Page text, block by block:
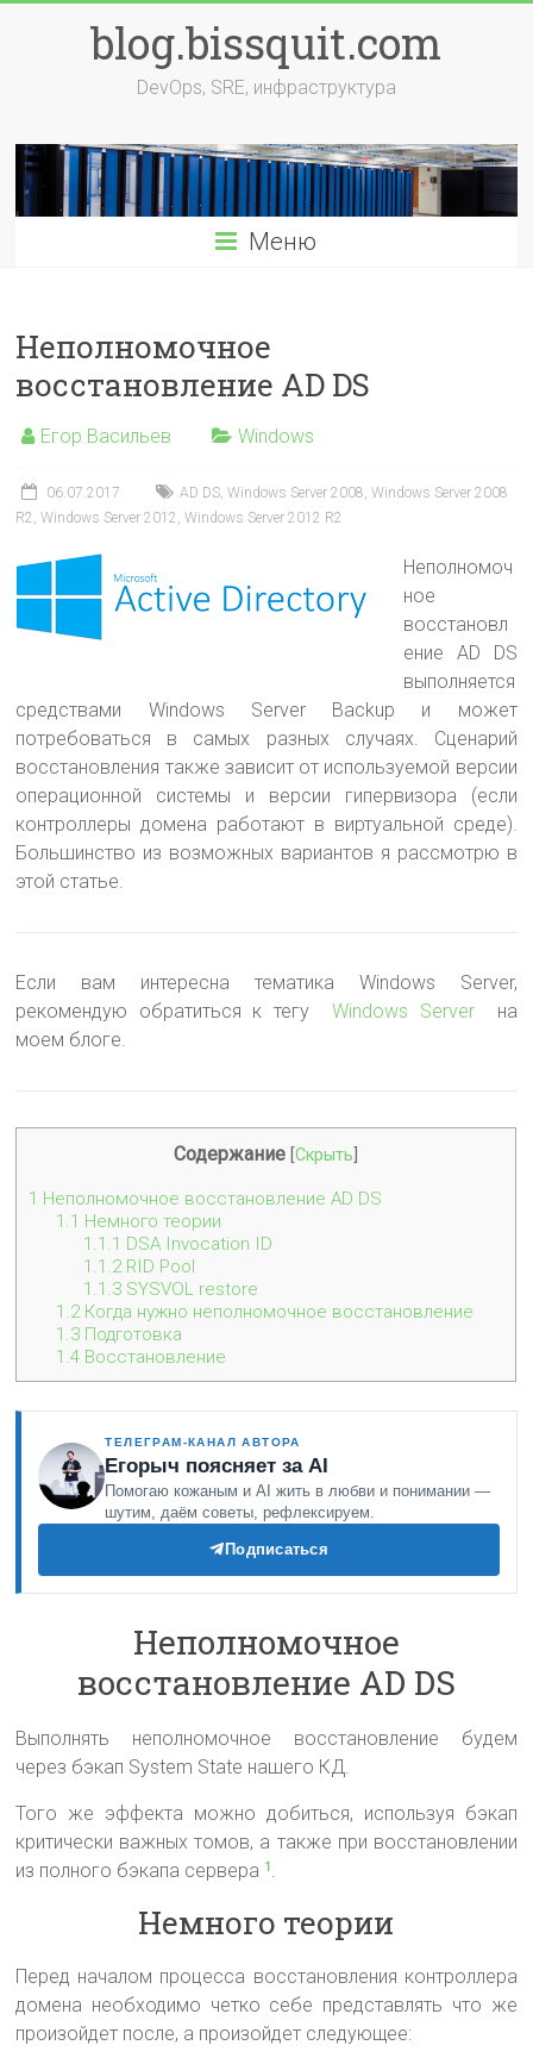
содержимомуblog.bissquit.com
DevOps, SRE, инфраструктура
Меню
Неполномочное
восстановление AD DS
Егор Васильев Windows
06.07.2017 AD DS,Windows Server 2008,Windows Server 2008
R2 ,Windows Server 2012 ,Windows Server 2012 R2
Неполномоч
ное
восстановл
ение AD DS
выполняется
средствами Windows Server Backup и может
потребоваться в самых разных случаях. Сценарий
восстановления также зависит от используемой версии
операционной системы и версии гипервизора (если
контроллеры домена работают в виртуальной среде).
Большинство из возможных вариантов я рассмотрю в
этой статье.
Если вам интересна тематика Windows Server,
рекомендую обратиться к тегуWindows Server
на
моем блоге.
Содержание [Скрыть
1 Неполномочное восстановление AD DS
1.1 Немного теории
1.1.1 DSA Invocation ID
1.1.2RID Pool
1.1.3 SYSVOL restore
1.2Когда нужно неполномочное восстановление
1.3 Подготовка
1.4 Восстановление
ТЕЛЕГРАМ-КАНАЛ АВТОРА
Егорыч поясняет за AI
Помогаю кожаным и AI жить в любви и понимании —
шутим, даём советы, рефлексируем.
Подписаться
Неполномочное
восстановление AD DS
Выполнять неполномочное восстановление будем
через бэкап System State нашего КД.
Того же эффекта можно добиться, используя бэкап
критически важных томов, а также при восстановлении
из полного бэкапа сервера 1 .
Немного теории
Перед началом процесса восстановления контроллера
домена необходимо четко себе представлять что же
произойдет после, а произойдет следующее: